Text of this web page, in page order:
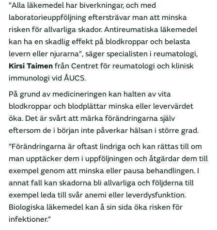
”Alla läkemedel har biverkningar, och med
laboratorieuppföljning eftersträvar man att minska
risken för allvarliga skador. Antireumatiska läkemedel
kan ha en skadlig effekt på blodkroppar och belasta
levern eller njurarna”, säger specialisten i reumatologi,
Kirsi Taimen från Centret för reumatologi och klinisk
immunologi vid ÅUCS.
På grund av medicineringen kan halten av vita
blodkroppar och blodplättar minska eller levervärdet
öka. Det är svårt att märka förändringarna själv
eftersom de i början inte påverkar hälsan i större grad.
”Förändringarna är oftast lindriga och kan rättas till om
man upptäcker dem i uppföljningen och åtgärdar dem till
exempel genom att minska eller pausa behandlingen. I
annat fall kan skadorna bli allvarliga och följderna till
exempel leda till svår anemi eller leverdysfunktion.
Biologiska läkemedel kan å sin sida öka risken för
infektioner.”